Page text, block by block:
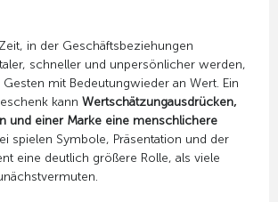
in der Geschäftsbeziehungen
schneller und unpersönlicher werden,
mit Bedeutungwieder an Wert. Ein
kann Wertschätzungausdrücken,
und einer Marke eine menschlichere
spielen Symbole, Präsentation und der
eine deutlich größere Rolle, als viele